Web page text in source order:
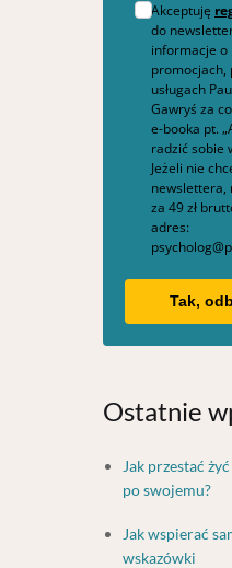
Akceptuję
do
informacje o
promocjach,
usługach
Gawryś za
e-booka pt.
radzić sobie
Jeżeli nie
newslettera,
za 49 zł
adres:
Tak,
Ostatnie
Jak przestać
po swojemu?
Jak wspierać
wskazówki